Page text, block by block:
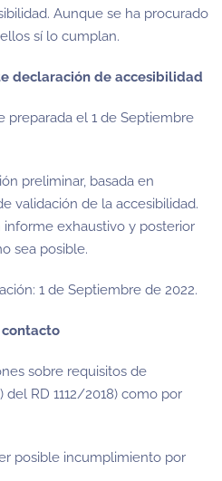
Aunque se ha procurado
sí lo cumplan.
declaración de accesibilidad
preparada el 1 de Septiembre
preliminar, basada en
validación de la accesibilidad.
informe exhaustivo y posterior
sea posible.
1 de Septiembre de 2022.
contacto
sobre requisitos de
del RD 1112/2018) como por
posible incumplimiento por